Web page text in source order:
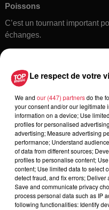
Poissons
C’est un tournant important
échanges.
Toute l'actu
16h00
À Hoerdt,
robinets
Le respect de votre
We and our (447) partnersdo the
your consent and/or our legitimate
information on a device; Use
profiles for personalised
advertising; Measure advertising
performance; Understand
of data from different sources;
profiles to personalise content;
content; Use limited data to select
detect fraud, and fix errors;
Save and communicate privacy
process personal data such as IP
following functionalities: Identify